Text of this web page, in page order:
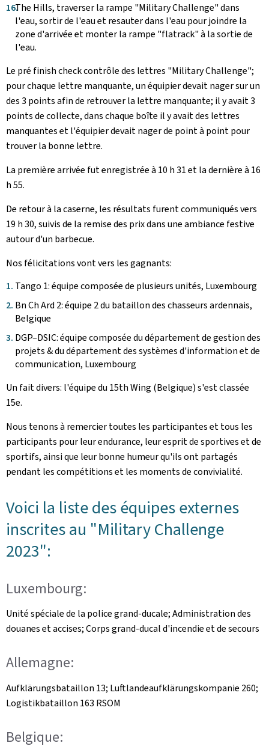
The Hills, traverser la rampe "Military Challenge" dans
l'eau, sortir de l'eau et resauter dans l'eau pour joindre la
zone d'arrivée et monter la rampe "flatrack" à la sortie de
l'eau.
Le pré finish check contrôle des lettres "Military Challenge";
pour chaque lettre manquante, un équipier devait nager sur un
des 3 points afin de retrouver la lettre manquante; il y avait 3
points de collecte, dans chaque boîte il y avait des lettres
manquantes et l'équipier devait nager de point à point pour
trouver la bonne lettre.
La première arrivée fut enregistrée à 10 h 31 et la dernière à 16
h 55.
De retour à la caserne, les résultats furent communiqués vers
19 h 30, suivis de la remise des prix dans une ambiance festive
autour d'un barbecue.
Nos félicitations vont vers les gagnants:
Tango 1: équipe composée de plusieurs unités, Luxembourg
Bn Ch Ard 2: équipe 2 du bataillon des chasseurs ardennais,
Belgique
DGP–DSIC: équipe composée du département de gestion des
projets & du département des systèmes d'information et de
communication, Luxembourg
Un fait divers: l'équipe du 15th Wing (Belgique) s'est classée
15e.
Nous tenons à remercier toutes les participantes et tous les
participants pour leur endurance, leur esprit de sportives et de
sportifs, ainsi que leur bonne humeur qu'ils ont partagés
pendant les compétitions et les moments de convivialité.
Voici la liste des équipes externes
inscrites au "Military Challenge
2023":
Luxembourg:
Unité spéciale de la police grand-ducale; Administration des
douanes et accises; Corps grand-ducal d'incendie et de secours
Allemagne:
Aufklärungsbataillon 13; Luftlandeaufklärungskompanie 260;
Logistikbataillon 163 RSOM
Belgique: